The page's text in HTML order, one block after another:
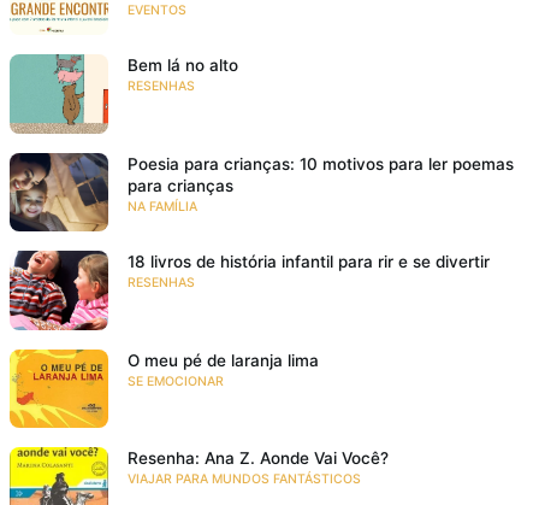
EVENTOS
Bem lá no alto
RESENHAS
Poesia para crianças: 10 motivos para ler poemas
para crianças
NA FAMÍLIA
18 livros de história infantil para rir e se divertir
RESENHAS
O meu pé de laranja lima
SE EMOCIONAR
Resenha: Ana Z. Aonde Vai Você?
VIAJAR PARA MUNDOS FANTÁSTICOS